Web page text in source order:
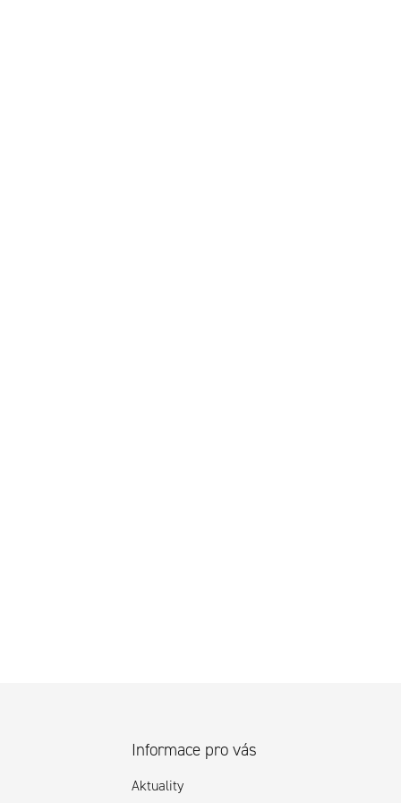
Informace pro vás
Aktuality